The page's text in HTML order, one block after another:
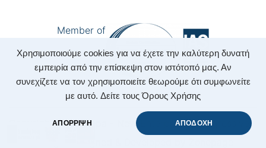
Χρησιμοποιούμε cookies για να έχετε την καλύτερη δυνατή
εμπειρία από την επίσκεψη στον ιστότοπό μας. Αν
συνεχίζετε να τον χρησιμοποιείτε θεωρούμε ότι συμφωνείτε
με αυτό. Δείτε τους Όρους Χρήσης
ΑΠΟΡΡΙΨΗ ΑΠΟΔΟΧΗ
Member of
Copyright 2022 Nepa - New Enterprising Progressive